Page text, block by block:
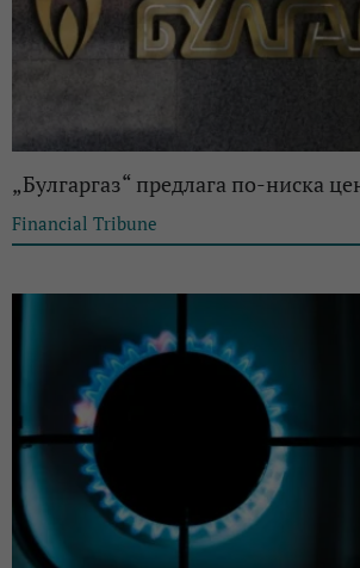
„Булгаргаз“ предлага по-ниска
Financial Tribune